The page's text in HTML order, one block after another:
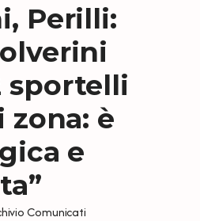
Perilli:
sportelli
è
e
Comunicati